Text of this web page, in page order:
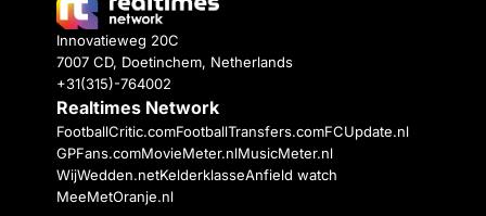
Innovatieweg 20C
7007 CD, Doetinchem, Netherlands
+31(315)-764002
Realtimes Network
FootballCritic.comFootballTransfers.comFCUpdate.nl
GPFans.comMovieMeter.nlMusicMeter.nl
WijWedden.netKelderklasseAnfield watch
MeeMetOranje.nl